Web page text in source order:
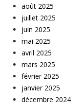
août 2025
juillet 2025
juin 2025
mai 2025
avril 2025
mars 2025
février 2025
janvier 2025
décembre 2024